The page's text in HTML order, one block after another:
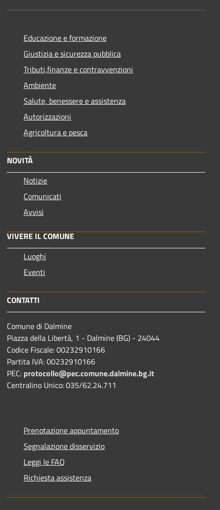
Educazione e formazione
Giustizia e sicurezza pubblica
Tributi,finanze e contravvenzioni
Ambiente
Salute, benessere e assistenza
Autorizzazioni
Agricoltura e pesca
NOVITÀ
Notizie
Comunicati
Avvisi
VIVERE IL COMUNE
Luoghi
Eventi
CONTATTI
Comune di Dalmine
Piazza della Libertà, 1 - Dalmine (BG) - 24044
Codice Fiscale: 00232910166
Partita IVA: 00232910166
PEC: protocollo@pec.comune.dalmine.bg.it
Centralino Unico: 035/62.24.711
Prenotazione appuntamento
Segnalazione disservizio
Leggi le FAQ
Richiesta assistenza